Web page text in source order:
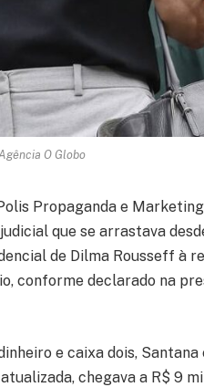
O Globo
Propaganda e
que se arrastava
de Dilma Rousseff à
conforme declarado na
e caixa dois,
chegava a R$ 9